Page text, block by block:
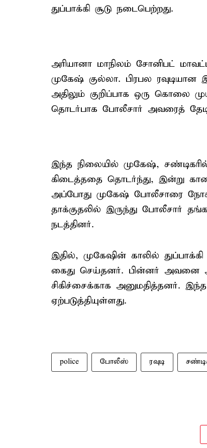
துப்பாக்கி சூடு நடைபெற்றது.
அரியானா மாநிலம் சோனிபட்
முகேஷ் குல்லா. பிரபல
அதிலும் குறிப்பாக ஒரு கொலை
தொடர்பாக போலீசார் அவரைத்
இந்த நிலையில் முகேஷ்,
கிடைத்ததை தொடர்ந்து, இன்று
அப்போது முகேஷ் போலீசாரை
தாக்குதலில் இருந்து போலீசார்
நடத்தினர்.
இதில், முகேஷின் காலில்
கைது செய்தனர். பின்னர் அவனை
சிகிச்சைக்காக அனுமதித்தனர்.
ஏற்படுத்தியுள்ளது.
police போலீஸ் ரவுடி